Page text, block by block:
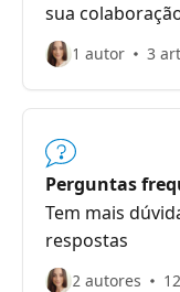
sua
1 autor 3
Perguntas
Tem mais
respostas
2 autores